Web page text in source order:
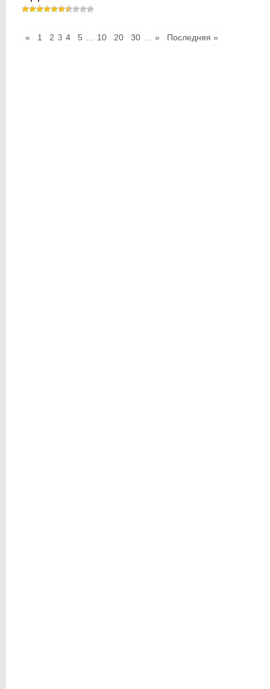
« 1 2 3 4 5 10 20 30 » Последняя »